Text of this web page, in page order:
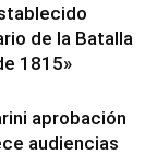
de la Batalla
1815»
aprobación
audiencias